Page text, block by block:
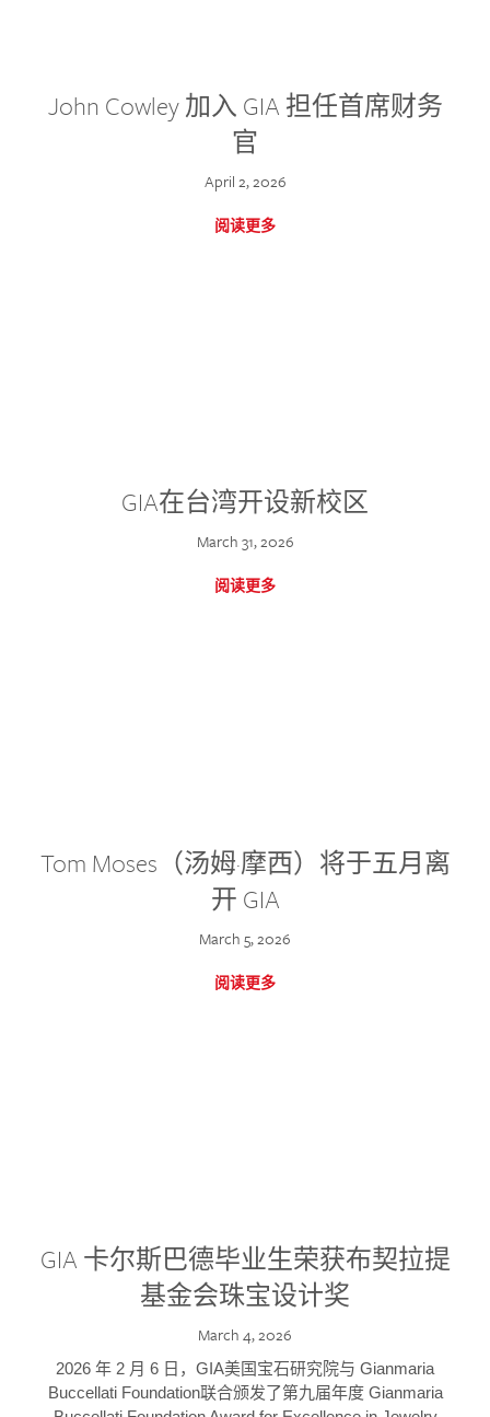
John Cowley 加入 GIA 担任首席财务
官
April 2, 2026
阅读更多
GIA在台湾开设新校区
March 31, 2026
阅读更多
Tom Moses（汤姆·摩西）将于五月离
开 GIA
March 5, 2026
阅读更多
GIA 卡尔斯巴德毕业生荣获布契拉提
基金会珠宝设计奖
March 4, 2026
2026 年 2 月 6 日，GIA美国宝石研究院与 Gianmaria
Buccellati Foundation联合颁发了第九届年度 Gianmaria